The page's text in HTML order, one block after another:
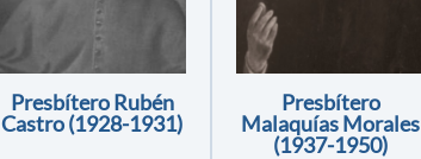
Presbítero Rubén
Castro (1928-1931)
Presbítero
Malaquías Morales
(1937-1950)